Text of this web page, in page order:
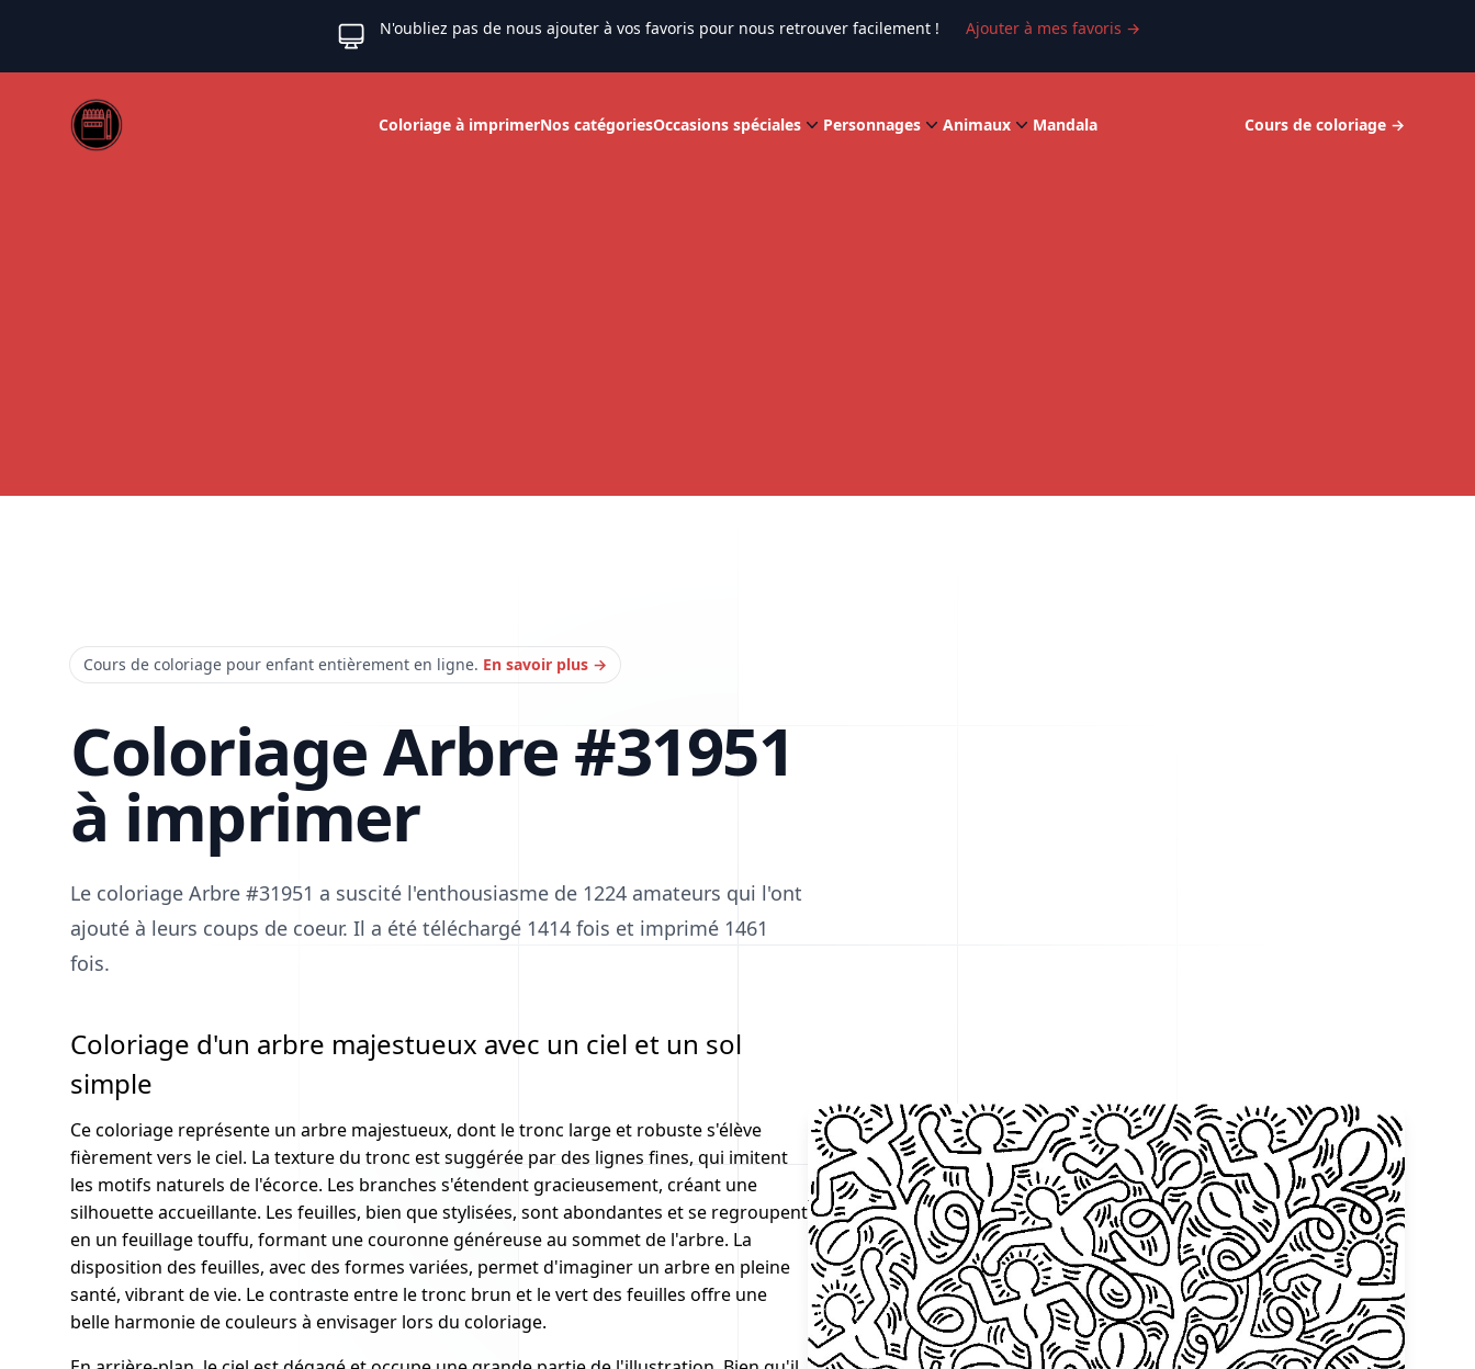
N'oubliez pas de nous ajouter à vos favoris pour nous retrouver facilement ! Ajouter à mes favoris →
Web coloriage
Coloriage à imprimerNos catégoriesOccasions spéciales Personnages Animaux Mandala Cours de coloriage →
Cours de coloriage pour enfant entièrement en ligne. En savoir plus →
Coloriage Arbre #31951
à imprimer
Le coloriage Arbre #31951 a suscité l'enthousiasme de 1224 amateurs qui l'ont
ajouté à leurs coups de coeur. Il a été téléchargé 1414 fois et imprimé 1461
fois.
Coloriage d'un arbre majestueux avec un ciel et un sol
simple
Ce coloriage représente un arbre majestueux, dont le tronc large et robuste s'élève
fièrement vers le ciel. La texture du tronc est suggérée par des lignes fines, qui imitent
les motifs naturels de l'écorce. Les branches s'étendent gracieusement, créant une
silhouette accueillante. Les feuilles, bien que stylisées, sont abondantes et se regroupent
en un feuillage touffu, formant une couronne généreuse au sommet de l'arbre. La
disposition des feuilles, avec des formes variées, permet d'imaginer un arbre en pleine
santé, vibrant de vie. Le contraste entre le tronc brun et le vert des feuilles offre une
belle harmonie de couleurs à envisager lors du coloriage.